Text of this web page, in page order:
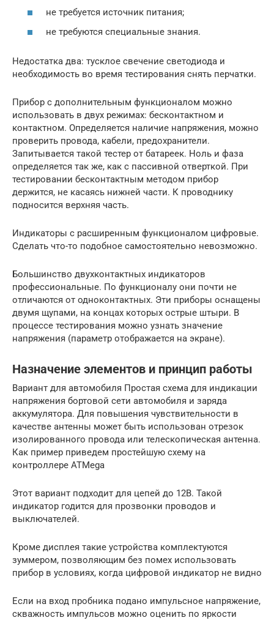
не требуется источник питания;
не требуются специальные знания.
Недостатка два: тусклое свечение светодиода и
необходимость во время тестирования снять перчатки.
Прибор с дополнительным функционалом можно
использовать в двух режимах: бесконтактном и
контактном. Определяется наличие напряжения, можно
проверить провода, кабели, предохранители.
Запитывается такой тестер от батареек. Ноль и фаза
определяется так же, как с пассивной отверткой. При
тестировании бесконтактным методом прибор
держится, не касаясь нижней части. К проводнику
подносится верхняя часть.
Индикаторы с расширенным функционалом цифровые.
Сделать что-то подобное самостоятельно невозможно.
Большинство двухконтактных индикаторов
профессиональные. По функционалу они почти не
отличаются от одноконтактных. Эти приборы оснащены
двумя щупами, на концах которых острые штыри. В
процессе тестирования можно узнать значение
напряжения (параметр отображается на экране).
Назначение элементов и принцип работы
Вариант для автомобиля Простая схема для индикации
напряжения бортовой сети автомобиля и заряда
аккумулятора. Для повышения чувствительности в
качестве антенны может быть использован отрезок
изолированного провода или телескопическая антенна.
Как пример приведем простейшую схему на
контроллере ATMega
Этот вариант подходит для цепей до 12В. Такой
индикатор годится для прозвонки проводов и
выключателей.
Кроме дисплея такие устройства комплектуются
зуммером, позволяющим без помех использовать
прибор в условиях, когда цифровой индикатор не видно
Если на вход пробника подано импульсное напряжение,
скважность импульсов можно оценить по яркости